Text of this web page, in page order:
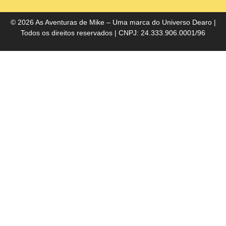
© 2026 As Aventuras de Mike – Uma marca do Universo Dearo|
Todos os direitos reservados | CNPJ: 24.333.906.0001/96